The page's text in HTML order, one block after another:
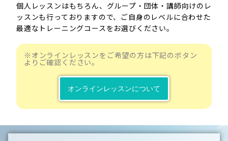
個人レッスンはもちろん、グループ・団体・講師向けのレ
ッスンも行っておりますので、ご自身のレベルに合わせた
最適なトレーニングコースをお選びください。
※オンラインレッスンをご希望の方は下記のボタン
よりご確認ください。
オンラインレッスンについて